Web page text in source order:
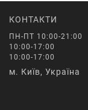
КОНТАКТИ
ПН-ПТ 10:00-21:00
10:00-17:00
10:00-17:00
м. Київ, Україна